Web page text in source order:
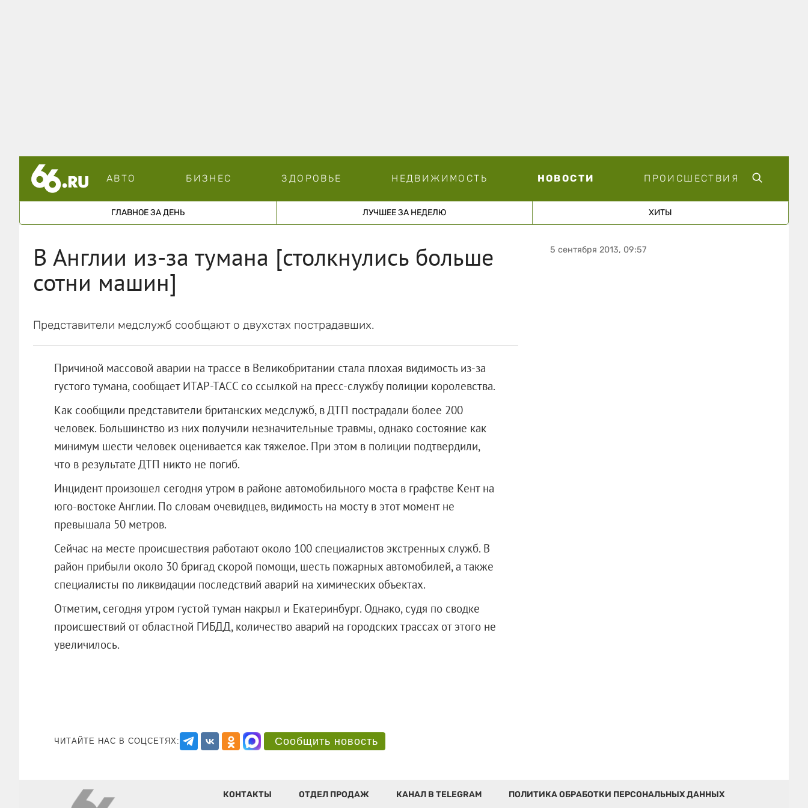
АВТО БИЗНЕС ЗДОРОВЬЕ НЕДВИЖИМОСТЬ НОВОСТИ ПРОИСШЕСТВИЯ
ГЛАВНОЕ ЗА ДЕНЬ ЛУЧШЕЕ ЗА НЕДЕЛЮ ХИТЫ
В Англии из-за тумана [столкнулись больше
сотни машин]
Представители медслужб сообщают о двухстах пострадавших.
Причиной массовой аварии на трассе в Великобритании стала плохая видимость из-за
густого тумана, сообщает ИТАР-ТАСС со ссылкой на пресс-службу полиции королевства.
Как сообщили представители британских медслужб, в ДТП пострадали более 200
человек. Большинство из них получили незначительные травмы, однако состояние как
минимум шести человек оценивается как тяжелое. При этом в полиции подтвердили,
что в результате ДТП никто не погиб.
Инцидент произошел сегодня утром в районе автомобильного моста в графстве Кент на
юго-востоке Англии. По словам очевидцев, видимость на мосту в этот момент не
превышала 50 метров.
Сейчас на месте происшествия работают около 100 специалистов экстренных служб. В
район прибыли около 30 бригад скорой помощи, шесть пожарных автомобилей, а также
специалисты по ликвидации последствий аварий на химических объектах.
Отметим, сегодня утром густой туман накрыл и Екатеринбург. Однако, судя по сводке
происшествий от областной ГИБДД, количество аварий на городских трассах от этого не
увеличилось.
ЧИТАЙТЕ НАС В СОЦСЕТЯХ: Сообщить новость
5 сентября 2013, 09:57
КОНТАКТЫ ОТДЕЛ ПРОДАЖ КАНАЛ В TELEGRAM ПОЛИТИКА ОБРАБОТКИ ПЕРСОНАЛЬНЫХ ДАННЫХ